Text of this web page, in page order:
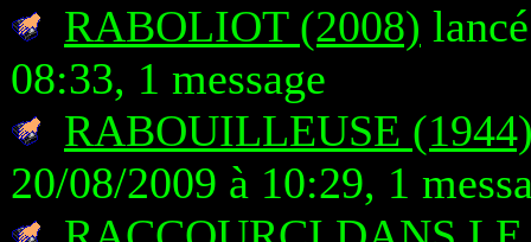
RABOLIOT (2008)
08:33, 1 message
RABOUILLEUSE
20/08/2009 à 10:29, 1